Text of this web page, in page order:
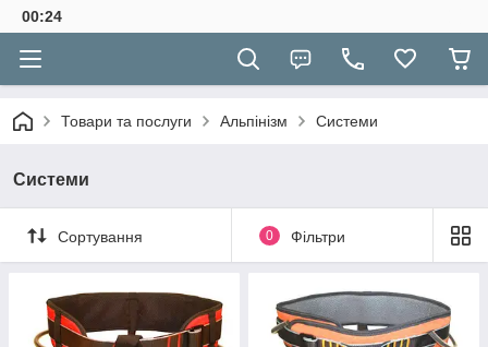
00:24
Товари та послуги Альпінізм Системи
Системи
Сортування 0 Фільтри